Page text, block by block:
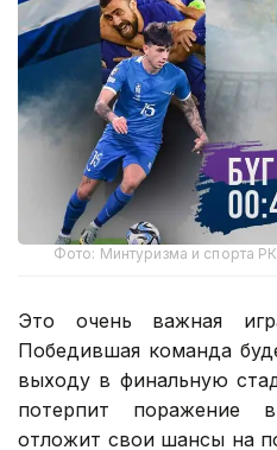
Фото: Минтуризма и спорта РК
Это очень важная
Победившая команда
выходу в финальную
потерпит поражение
отложит свои шансы на